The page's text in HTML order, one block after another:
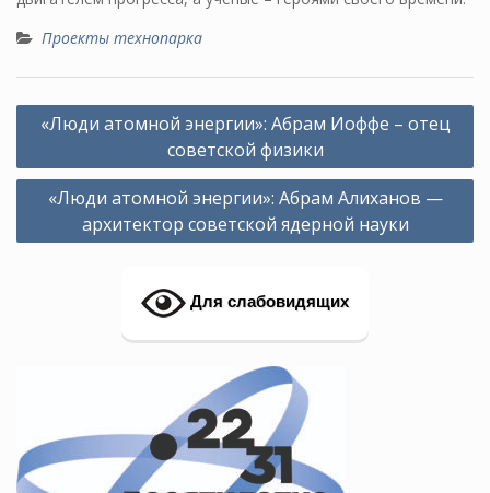
Проекты технопарка
Навигация
записям
«Люди атомной энергии»: Абрам Иоффе – отец
советской физики
«Люди атомной энергии»: Абрам Алиханов —
архитектор советской ядерной науки
Для слабовидящих